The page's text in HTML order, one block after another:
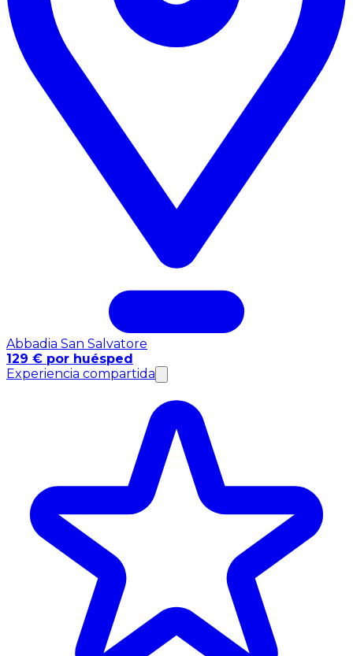
Abbadia San Salvatore
129 € por huésped
Experiencia compartida